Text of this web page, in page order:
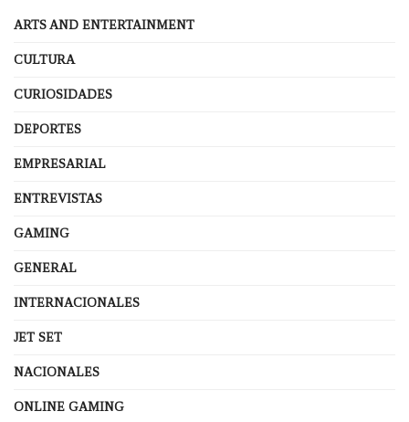
ARTS AND ENTERTAINMENT
CULTURA
CURIOSIDADES
DEPORTES
EMPRESARIAL
ENTREVISTAS
GAMING
GENERAL
INTERNACIONALES
JET SET
NACIONALES
ONLINE GAMING